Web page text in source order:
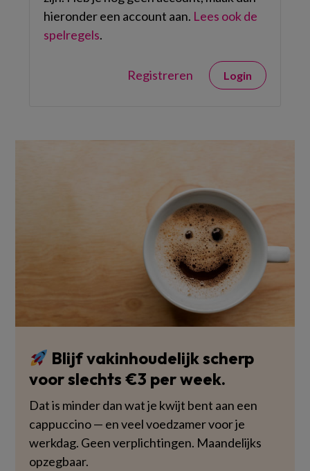
hieronder een account aan. Lees ook de
spelregels.
Registreren Login
Blijf vakinhoudelijk scherp
voor slechts €3 per week.
Dat is minder dan wat je kwijt bent aan een
cappuccino — en veel voedzamer voor je
werkdag. Geen verplichtingen. Maandelijks
opzegbaar.